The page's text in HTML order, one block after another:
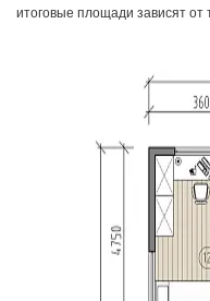
итоговые площади зависят